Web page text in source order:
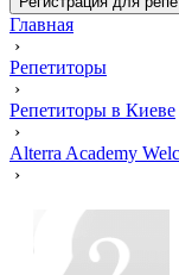
Главная
›
Репетиторы
›
Репетиторы в Киеве
›
Alterra Academy
›